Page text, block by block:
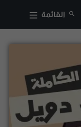
القائمة